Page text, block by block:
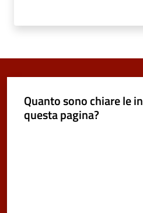
Quanto sono chiare le
questa pagina?